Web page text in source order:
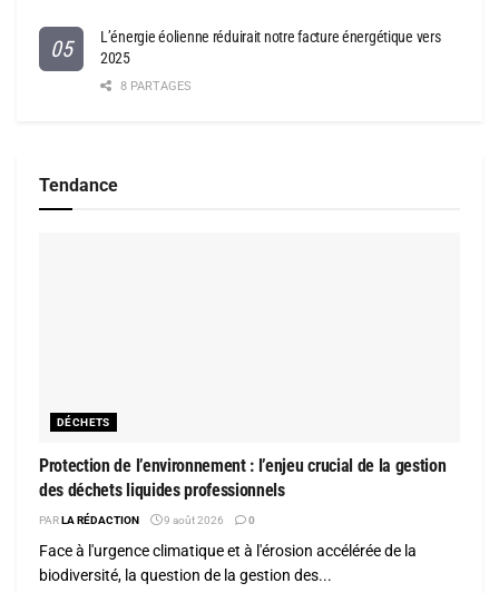
L’énergie éolienne réduirait notre facture énergétique vers
2025
8 PARTAGES
Tendance
DÉCHETS
Protection de l’environnement : l’enjeu crucial de la gestion
des déchets liquides professionnels
PARLA RÉDACTION 9 août 2026 0
Face à l'urgence climatique et à l'érosion accélérée de la
biodiversité, la question de la gestion des...